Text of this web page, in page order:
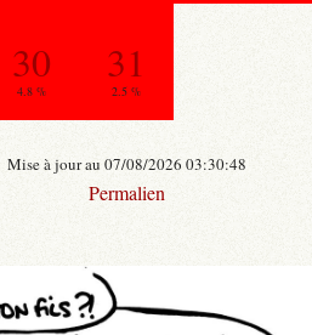
30
4.8 %
31
2.5 %
Mise à jour au 07/08/2026 03:30:48
Permalien